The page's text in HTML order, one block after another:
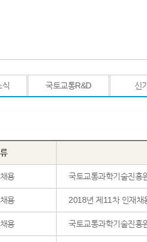
식 국토교통R&D 신
용 국토교통과학기술진흥
용 2018년 제11차 인재채
용 국토교통과학기술진흥